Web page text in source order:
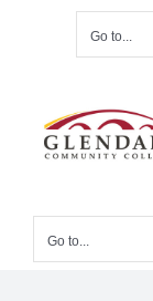
Go to...
Go to...